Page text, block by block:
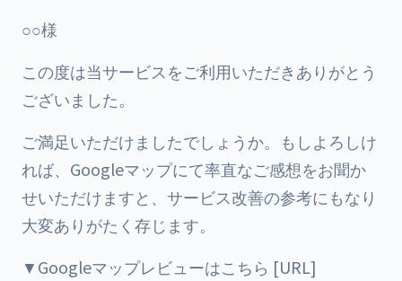
○○様
この度は当サービスをご利用いただきありがとう
ございました。
ご満足いただけましたでしょうか。もしよろしけ
れば、Googleマップにて率直なご感想をお聞か
せいただけますと、サービス改善の参考にもなり
大変ありがたく存じます。
▼Googleマップレビューはこちら [URL]